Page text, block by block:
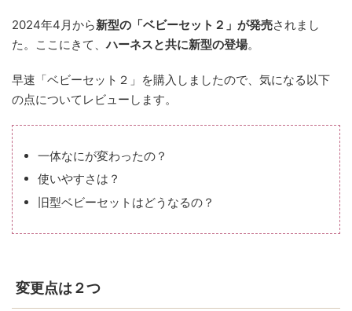
2024年4月から新型の「ベビーセット２」が発売されまし
た。ここにきて、ハーネスと共に新型の登場。
早速「ベビーセット２」を購入しましたので、気になる以下
の点についてレビューします。
一体なにが変わったの？
使いやすさは？
旧型ベビーセットはどうなるの？
変更点は２つ